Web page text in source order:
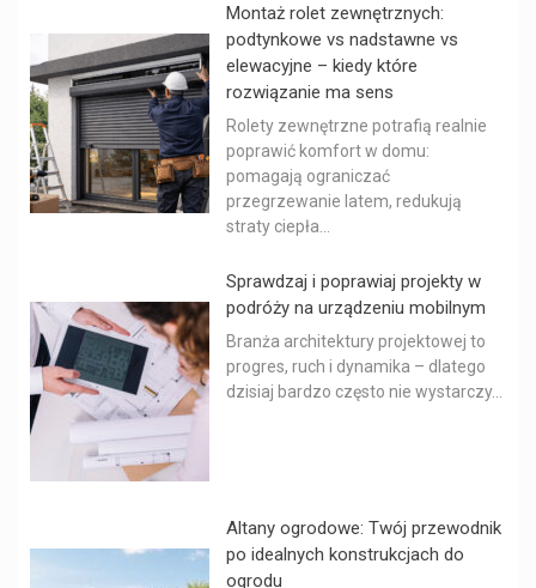
Montaż rolet zewnętrznych:
podtynkowe vs nadstawne vs
elewacyjne – kiedy które
rozwiązanie ma sens
Rolety zewnętrzne potrafią realnie
poprawić komfort w domu:
pomagają ograniczać
przegrzewanie latem, redukują
straty ciepła...
Sprawdzaj i poprawiaj projekty w
podróży na urządzeniu mobilnym
Branża architektury projektowej to
progres, ruch i dynamika – dlatego
dzisiaj bardzo często nie wystarczy...
Altany ogrodowe: Twój przewodnik
po idealnych konstrukcjach do
ogrodu